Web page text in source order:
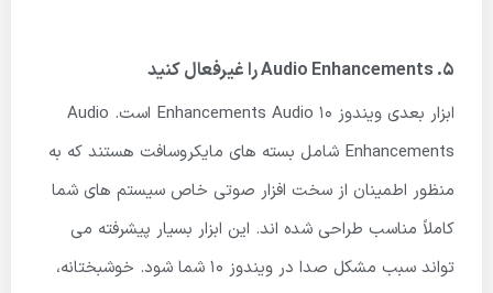
5. Audio Enhancements را غیرفعال کنید
ابزار بعدی ویندوز 10 Enhancements Audio است. Audio
Enhancements شامل بسته های مایکروسافت هستند که به
منظور اطمینان از سخت افزار صوتی خاص سیستم های شما
کاملاً مناسب طراحی شده اند. این ابزار بسیار پیشرفته می
تواند سبب مشکل صدا در ویندوز 10 شما شود. خوشبختانه،